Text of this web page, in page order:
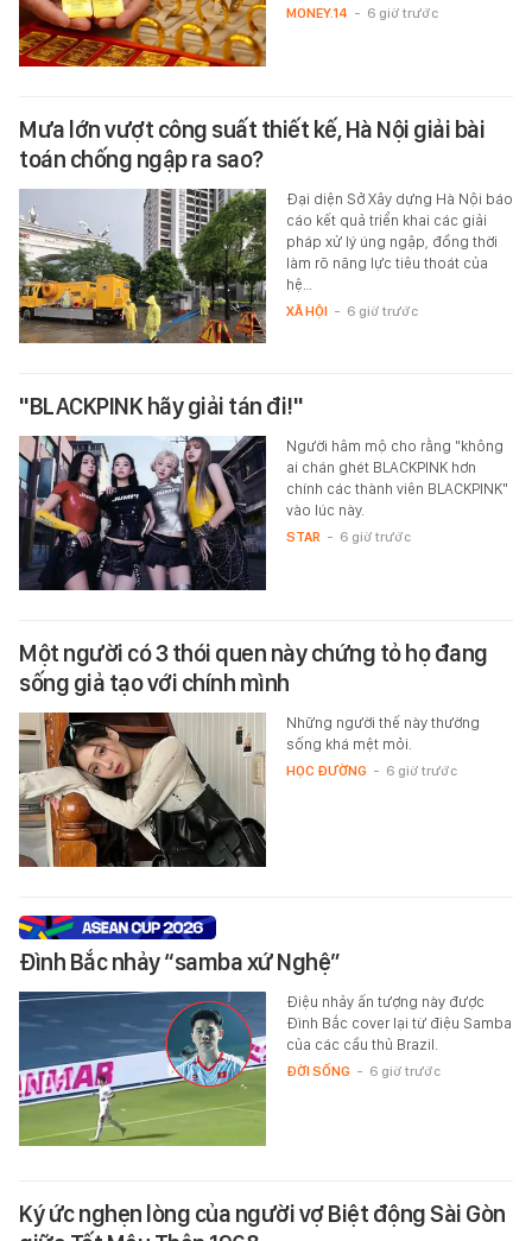
MONEY.14 - 6 giờ trước
Mưa lớn vượt công suất thiết kế, Hà Nội giải bài
toán chống ngập ra sao?
Đại diện Sở Xây dựng Hà Nội báo
cáo kết quả triển khai các giải
pháp xử lý úng ngập, đồng thời
làm rõ năng lực tiêu thoát của
hệ…
XÃ HỘI - 6 giờ trước
"BLACKPINK hãy giải tán đi!"
Người hâm mộ cho rằng "không
ai chán ghét BLACKPINK hơn
chính các thành viên BLACKPINK"
vào lúc này.
STAR - 6 giờ trước
Một người có 3 thói quen này chứng tỏ họ đang
sống giả tạo với chính mình
Những người thế này thường
sống khá mệt mỏi.
HỌC ĐƯỜNG - 6 giờ trước
Đình Bắc nhảy “samba xứ Nghệ”
Điệu nhảy ấn tượng này được
Đình Bắc cover lại từ điệu Samba
của các cầu thủ Brazil.
ĐỜI SỐNG - 6 giờ trước
Ký ức nghẹn lòng của người vợ Biệt động Sài Gòn